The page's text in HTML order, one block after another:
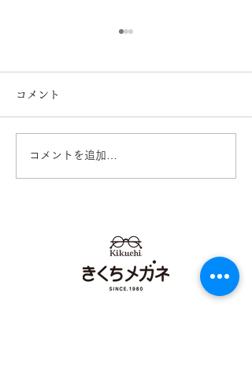
Ray-Ban 2026レイバン
ウン田崎店 カリーノ菊陽
コメント
コメントを追加…